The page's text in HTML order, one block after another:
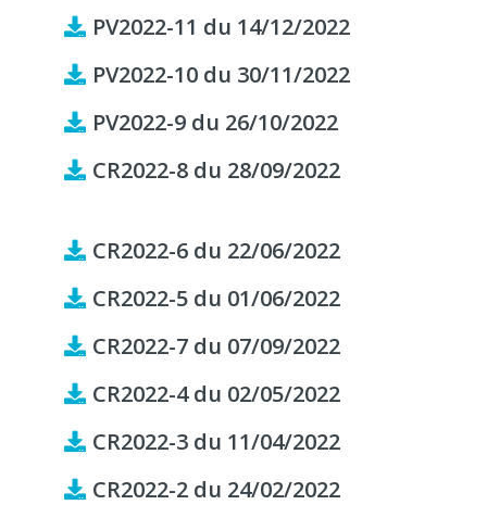
PV2022-11 du 14/12/2022
PV2022-10 du 30/11/2022
PV2022-9 du 26/10/2022
CR2022-8 du 28/09/2022
CR2022-6 du 22/06/2022
CR2022-5 du 01/06/2022
CR2022-7 du 07/09/2022
CR2022-4 du 02/05/2022
CR2022-3 du 11/04/2022
CR2022-2 du 24/02/2022